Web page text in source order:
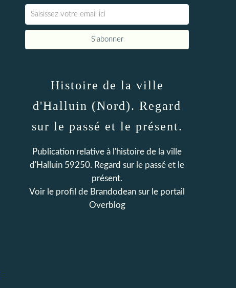
Histoire de la ville
d'Halluin (Nord). Regard
sur le passé et le présent.
Publication relative à l'histoire de la ville
d'Halluin 59250. Regard sur le passé et le
présent.
Voir le profil de Brandodean sur le portail
Overblog